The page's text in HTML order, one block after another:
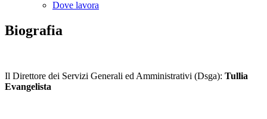
Dove lavora
Biografia
Il Direttore dei Servizi Generali ed Amministrativi (Dsga): Tullia
Evangelista